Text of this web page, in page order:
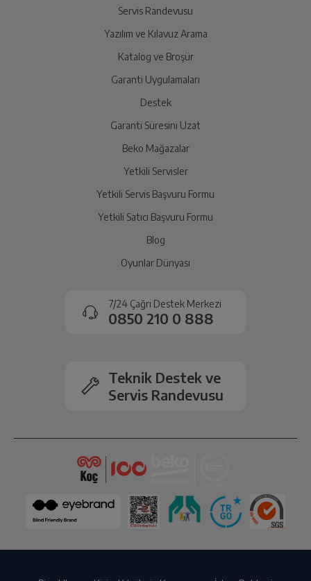
Servis Randevusu
Yazılım ve Kılavuz Arama
Katalog ve Broşür
Garanti Uygulamaları
Destek
Garanti Süresini Uzat
Beko Mağazalar
Yetkili Servisler
Yetkili Servis Başvuru Formu
Yetkili Satıcı Başvuru Formu
Blog
Oyunlar Dünyası
7/24 Çağrı Destek Merkezi
0850 210 0 888
Teknik Destek ve
Servis Randevusu